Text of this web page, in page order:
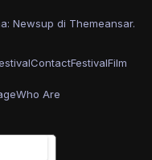
Newsup di Themeansar.
ContactFestivalFilm
Who Are